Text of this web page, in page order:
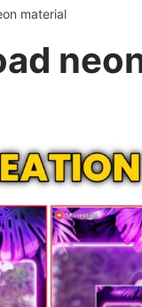
material